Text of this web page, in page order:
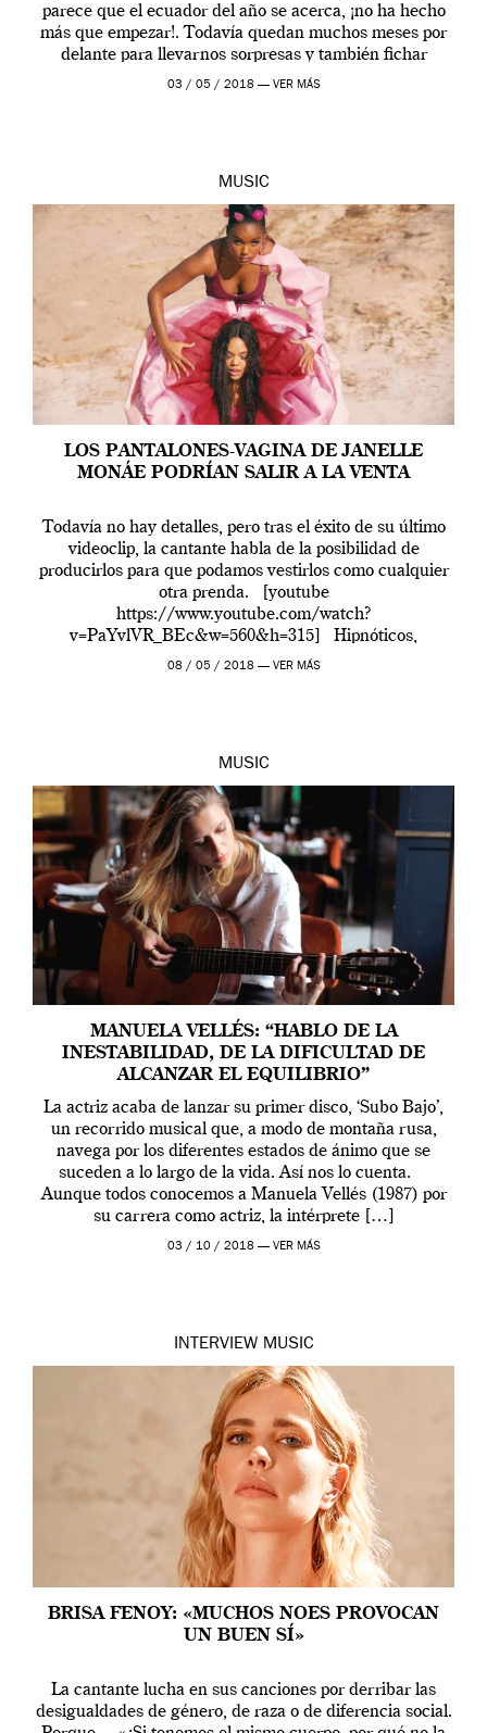
parece que el ecuador del año se acerca, ¡no ha hecho
más que empezar!. Todavía quedan muchos meses por
delante para llevarnos sorpresas y también fichar
nuevos descubrimientos en el […]
03 / 05 / 2018 — VER MÁS
MUSIC
LOS PANTALONES-VAGINA DE JANELLE
MONÁE PODRÍAN SALIR A LA VENTA
Todavía no hay detalles, pero tras el éxito de su último
videoclip, la cantante habla de la posibilidad de
producirlos para que podamos vestirlos como cualquier
otra prenda. [youtube
https://www.youtube.com/watch?
v=PaYvlVR_BEc&w=560&h=315] Hipnóticos,
tridimensionales y con diferentes tejidos y tonalidades
08 / 05 / 2018 — VER MÁS
MUSIC
MANUELA VELLÉS: “HABLO DE LA
INESTABILIDAD, DE LA DIFICULTAD DE
ALCANZAR EL EQUILIBRIO”
La actriz acaba de lanzar su primer disco, ‘Subo Bajo’,
un recorrido musical que, a modo de montaña rusa,
navega por los diferentes estados de ánimo que se
suceden a lo largo de la vida. Así nos lo cuenta.
Aunque todos conocemos a Manuela Vellés (1987) por
su carrera como actriz, la intérprete […]
03 / 10 / 2018 — VER MÁS
INTERVIEW MUSIC
BRISA FENOY: «MUCHOS NOES PROVOCAN
UN BUEN SÍ»
La cantante lucha en sus canciones por derribar las
desigualdades de género, de raza o de diferencia social.